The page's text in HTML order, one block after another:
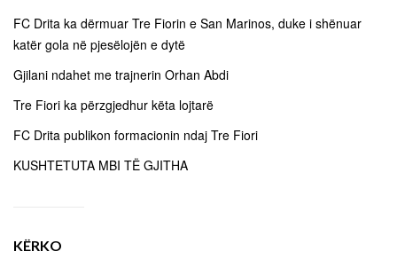
FC Drita ka dërmuar Tre Fiorin e San Marinos, duke i shënuar
katër gola në pjesëlojën e dytë
Gjilani ndahet me trajnerin Orhan Abdi
Tre Fiori ka përzgjedhur këta lojtarë
FC Drita publikon formacionin ndaj Tre Fiori
KUSHTETUTA MBI TË GJITHA
KËRKO